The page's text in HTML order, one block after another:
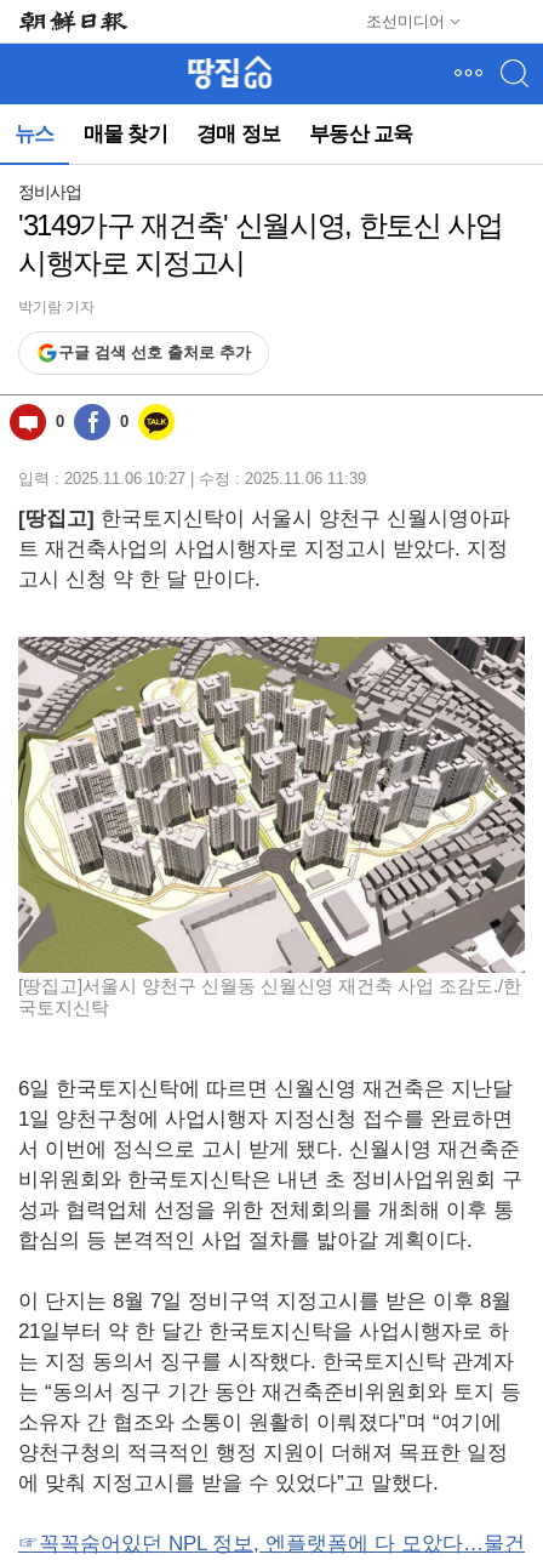
조선미디어
뉴스 매물 찾기 경매 정보 부동산 교육
뉴
(컨
동)
정비사업
'3149가구 재건축' 신월시영, 한토신 사업
시행자로 지정고시
박기람 기자
구글 검색 선호 출처로 추가
0 0
입력 : 2025.11.06 10:27 | 수정 : 2025.11.06 11:39
[땅집고] 한국토지신탁이 서울시 양천구 신월시영아파
트 재건축사업의 사업시행자로 지정고시 받았다. 지정
고시 신청 약 한 달 만이다.
[땅집고]서울시 양천구 신월동 신월신영 재건축 사업 조감도./한
국토지신탁
6일 한국토지신탁에 따르면 신월신영 재건축은 지난달
1일 양천구청에 사업시행자 지정신청 접수를 완료하면
서 이번에 정식으로 고시 받게 됐다. 신월시영 재건축준
비위원회와 한국토지신탁은 내년 초 정비사업위원회 구
성과 협력업체 선정을 위한 전체회의를 개최해 이후 통
합심의 등 본격적인 사업 절차를 밟아갈 계획이다.
이 단지는 8월 7일 정비구역 지정고시를 받은 이후 8월
21일부터 약 한 달간 한국토지신탁을 사업시행자로 하
는 지정 동의서 징구를 시작했다. 한국토지신탁 관계자
는 “동의서 징구 기간 동안 재건축준비위원회와 토지 등
소유자 간 협조와 소통이 원활히 이뤄졌다”며 “여기에
양천구청의 적극적인 행정 지원이 더해져 목표한 일정
에 맞춰 지정고시를 받을 수 있었다”고 말했다.
☞꼭꼭숨어있던 NPL 정보, 엔플랫폼에 다 모았다…물건